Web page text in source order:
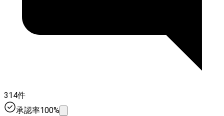
314件
承認率100%